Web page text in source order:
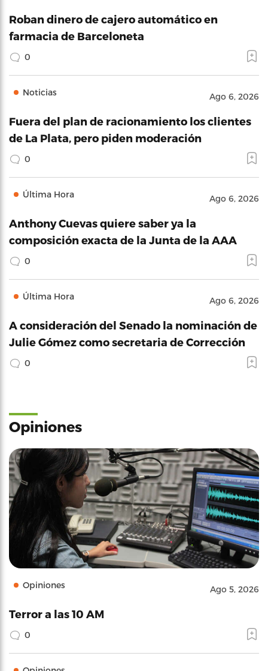
Roban dinero de cajero automático en
farmacia de Barceloneta
0
Noticias Ago 6, 2026
Fuera del plan de racionamiento los clientes
de La Plata, pero piden moderación
0
Última Hora Ago 6, 2026
Anthony Cuevas quiere saber ya la
composición exacta de la Junta de la AAA
0
Última Hora Ago 6, 2026
A consideración del Senado la nominación de
Julie Gómez como secretaria de Corrección
0
Opiniones
Opiniones Ago 5, 2026
Terror a las 10 AM
0